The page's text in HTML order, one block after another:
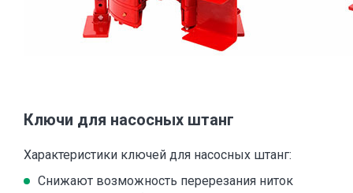
Ключи для насосных штанг
Характеристики ключей для насосных штанг:
Снижают возможность перерезания ниток